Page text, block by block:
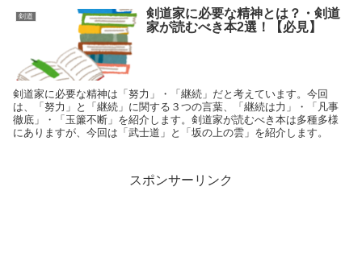
剣道
剣道家に必要な精神とは？・剣道
家が読むべき本2選！【必見】
剣道家に必要な精神は「努力」・「継続」だと考えています。今回
は、「努力」と「継続」に関する３つの言葉、「継続は力」・「凡事
徹底」・「玉簾不断」を紹介します。剣道家が読むべき本は多種多様
にありますが、今回は「武士道」と「坂の上の雲」を紹介します。
スポンサーリンク